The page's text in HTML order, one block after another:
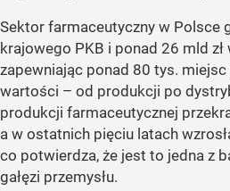
Sektor farmaceutyczny w Polsce
krajowego PKB i ponad 26 mld
zapewniając ponad 80 tys. miejsc
wartości – od produkcji po
produkcji farmaceutycznej
a w ostatnich pięciu latach
co potwierdza, że jest to jedna z
gałęzi przemysłu.